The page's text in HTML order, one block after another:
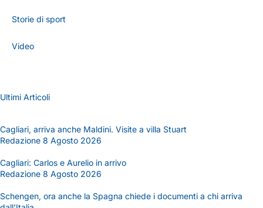
Storie di sport
Video
Ultimi Articoli
Cagliari, arriva anche Maldini. Visite a villa Stuart
Redazione 8 Agosto 2026
Cagliari: Carlos e Aurelio in arrivo
Redazione 8 Agosto 2026
Schengen, ora anche la Spagna chiede i documenti a chi arriva